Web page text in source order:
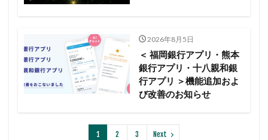
2026年8月5日
＜ 福岡銀行アプリ・熊本
銀行アプリ・十八親和銀
行アプリ ＞機能追加およ
び改善のお知らせ
1 2 3 Next